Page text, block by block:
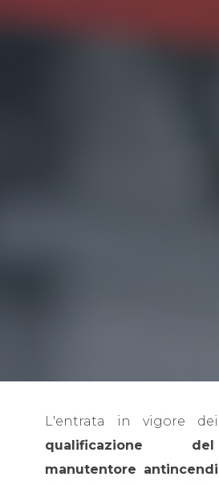
L'entrata in vigore
qualificazione
manutentore